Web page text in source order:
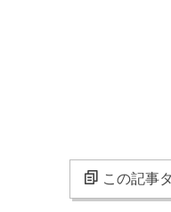
この記事